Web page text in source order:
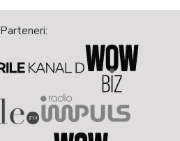
„Tinerețe rebelă”
Parteneri: